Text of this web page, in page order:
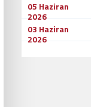
05 Haziran
2026
03 Haziran
2026